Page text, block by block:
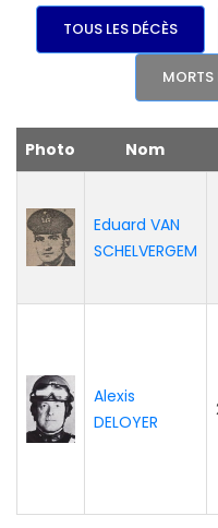
TOUS LES DÉCÈS
MORTS
Photo Nom
Eduard VAN
SCHELVERGEM
Alexis
DELOYER